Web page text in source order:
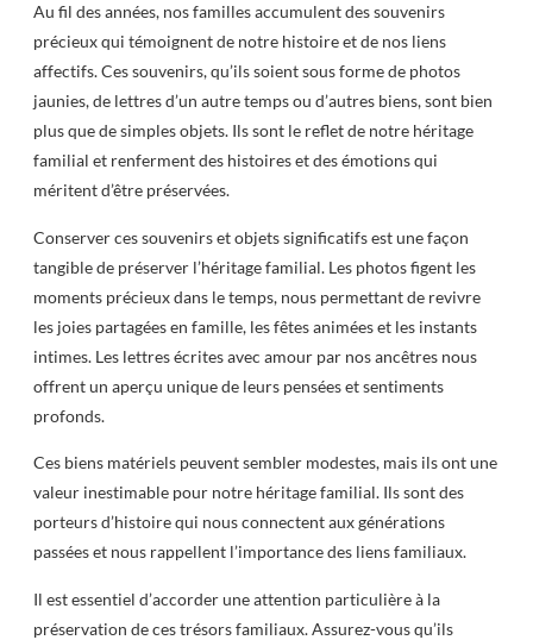
Au fil des années, nos familles accumulent des souvenirs
précieux qui témoignent de notre histoire et de nos liens
affectifs. Ces souvenirs, qu’ils soient sous forme de photos
jaunies, de lettres d’un autre temps ou d’autres biens, sont bien
plus que de simples objets. Ils sont le reflet de notre héritage
familial et renferment des histoires et des émotions qui
méritent d’être préservées.
Conserver ces souvenirs et objets significatifs est une façon
tangible de préserver l’héritage familial. Les photos figent les
moments précieux dans le temps, nous permettant de revivre
les joies partagées en famille, les fêtes animées et les instants
intimes. Les lettres écrites avec amour par nos ancêtres nous
offrent un aperçu unique de leurs pensées et sentiments
profonds.
Ces biens matériels peuvent sembler modestes, mais ils ont une
valeur inestimable pour notre héritage familial. Ils sont des
porteurs d’histoire qui nous connectent aux générations
passées et nous rappellent l’importance des liens familiaux.
Il est essentiel d’accorder une attention particulière à la
préservation de ces trésors familiaux. Assurez-vous qu’ils